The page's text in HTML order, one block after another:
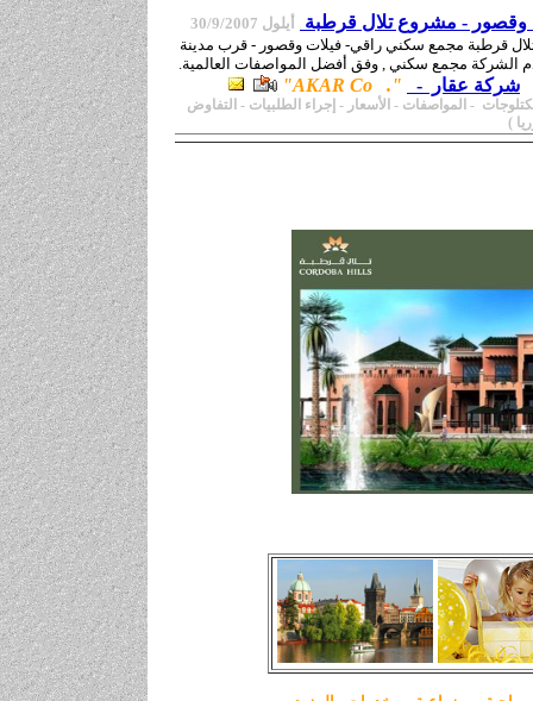
وقصور - مشروع تلال قرطبة أيلول 30/9/2007
قرطبة مجمع سكني راقي- فيلات وقصور - قرب مدينة
الشركة مجمع سكني , وفق أفضل المواصفات العالمية.
شركة عقار - ".
AKAR Co
"
- الأسعار - إجراء الطلبيات - التفاوض
)